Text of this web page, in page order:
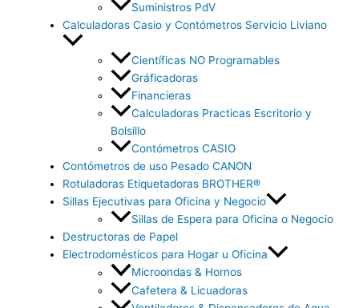
Suministros PdV
Calculadoras Casio y Contómetros Servicio Liviano
Científicas NO Programables
Gráficadoras
Financieras
Calculadoras Practicas Escritorio y
Bolsillo
Contómetros CASIO
Contómetros de uso Pesado CANON
Rotuladoras Etiquetadoras BROTHER®
Sillas Ejecutivas para Oficina y Negocio
Sillas de Espera para Oficina o Negocio
Destructoras de Papel
Electrodomésticos para Hogar u Oficina
Microondas & Hornos
Cafetera & Licuadoras